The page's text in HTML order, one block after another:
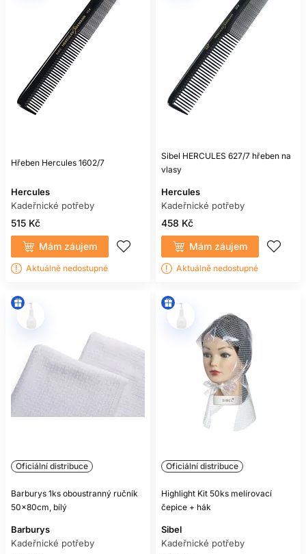
Hřeben Hercules 1602/7
Hercules
Kadeřnické potřeby
515 Kč
Mám záujem
Aktuálně nedostupné
Sibel HERCULES 627/7 hřeben na
vlasy
Hercules
Kadeřnické potřeby
458 Kč
Mám záujem
Aktuálně nedostupné
Oficiální distribuce
Barburys 1ks oboustranný ručník
50x80cm, bílý
Barburys
Kadeřnické potřeby
Oficiální distribuce
Highlight Kit 50ks melírovací
čepice + hák
Sibel
Kadeřnické potřeby